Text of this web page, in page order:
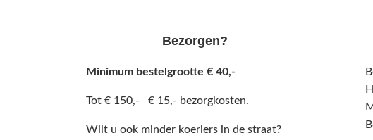
Bezorgen?
Minimum bestelgrootte € 40,-
Tot € 150,- € 15,- bezorgkosten.
Wilt u ook minder koeriers in de straat?